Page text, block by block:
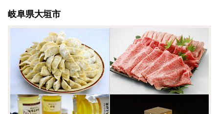
岐阜県大垣市